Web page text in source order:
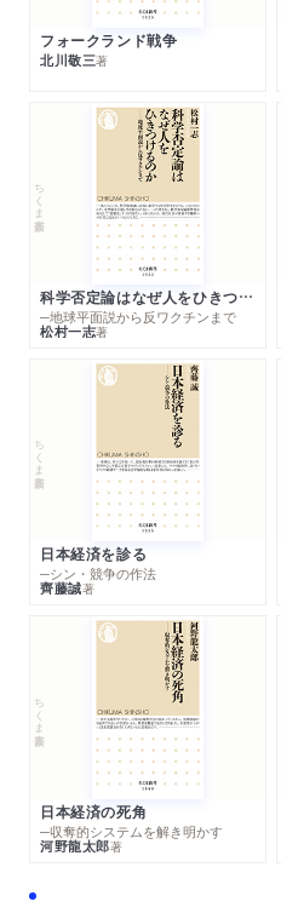
フォークランド戦争
北川敬三著
ちくま新書
科学否定論はなぜ人をひきつけるのか
─地球平面説から反ワクチンまで
松村一志著
ちくま新書
日本経済を診る
─シン・競争の作法
齊藤誠著
ちくま新書
日本経済の死角
─収奪的システムを解き明かす
河野龍太郎著